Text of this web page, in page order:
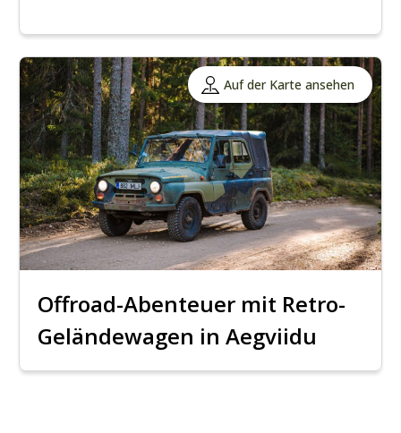
Auf der Karte ansehen
Offroad-Abenteuer mit Retro-
Geländewagen in Aegviidu